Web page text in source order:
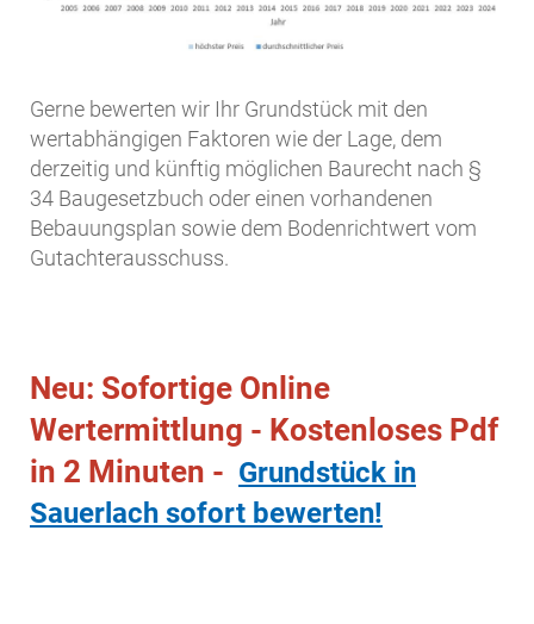
Gerne bewerten wir Ihr Grundstück mit den
wertabhängigen Faktoren wie der Lage, dem
derzeitig und künftig möglichen Baurecht nach §
34 Baugesetzbuch oder einen vorhandenen
Bebauungsplan sowie dem Bodenrichtwert vom
Gutachterausschuss.
Neu: Sofortige Online
Wertermittlung - Kostenloses Pdf
in 2 Minuten - Grundstück in
Sauerlach sofort bewerten!